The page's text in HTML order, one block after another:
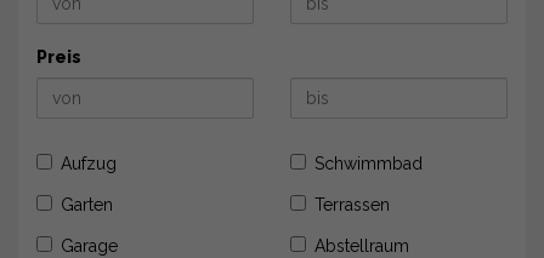
Preis
Aufzug Schwimmbad
Garten Terrassen
Garage Abstellraum